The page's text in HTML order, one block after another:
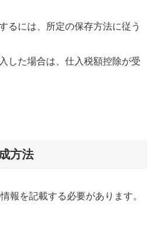
るには、所定の保存方法に従う
した場合は、仕入税額控除が受
方法
報を記載する必要があります。